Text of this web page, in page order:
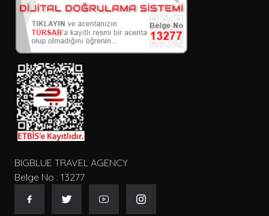
BIGBLUE TRAVEL AGENCY
Belge No : 13277